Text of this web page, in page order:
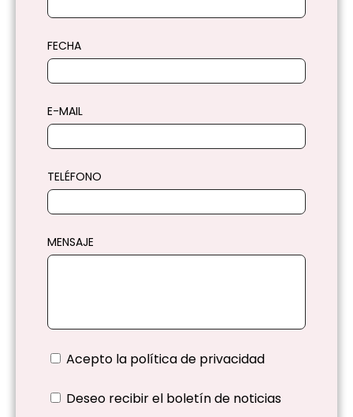
FECHA
E-MAIL
TELÉFONO
MENSAJE
Acepto la política de privacidad
Deseo recibir el boletín de noticias